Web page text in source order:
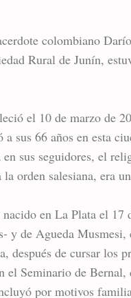
colombiano
Rural de Junín,
el 10 de marzo de
a sus 66 años en esta
sus seguidores, el
la orden salesiana, era
en La Plata el
y de Agueda
después de cursar los
el Seminario de
por motivos